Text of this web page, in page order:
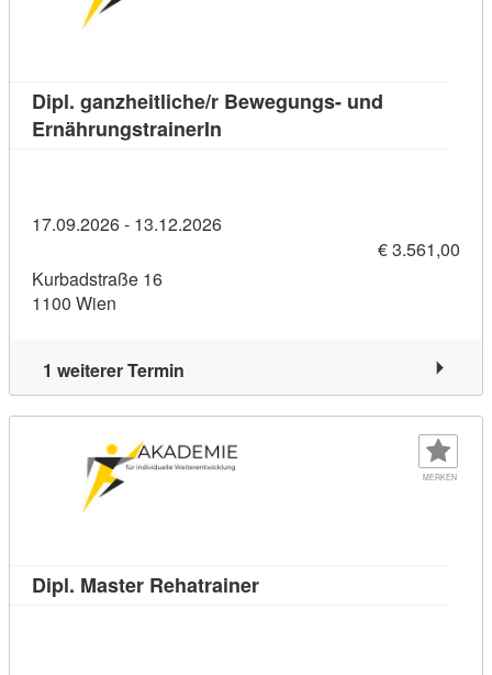
Dipl. ganzheitliche/r Bewegungs- und
ErnährungstrainerIn
17.09.2026 - 13.12.2026
€ 3.561,00
Kurbadstraße 16
1100 Wien
1 weiterer Termin
MERKEN
Dipl. Master RehatrainerKursdetail: Dipl. Master